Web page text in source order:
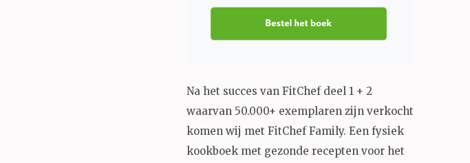
Na het succes van FitChef deel 1 + 2
waarvan 50.000+ exemplaren zijn verkocht
komen wij met FitChef Family. Een fysiek
kookboek met gezonde recepten voor het